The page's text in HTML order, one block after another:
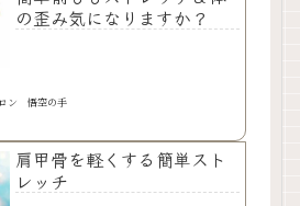
の歪み気になりますか？
ン 悟空の手
肩甲骨を軽くする簡単スト
レッチ